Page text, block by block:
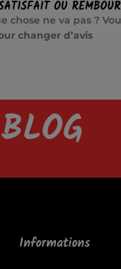
OU
chose ne va pas ?
changer d’avis
Informations